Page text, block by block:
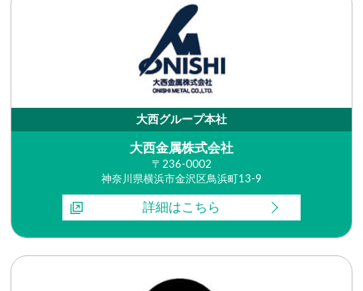
大西グループ本社
大西金属株式会社
〒236-0002
神奈川県横浜市金沢区鳥浜町13-9
詳細はこちら